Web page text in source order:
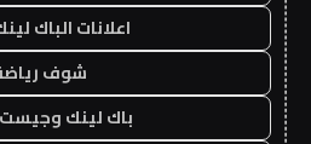
اعلانات الباك لينك
شوف
باك لينك